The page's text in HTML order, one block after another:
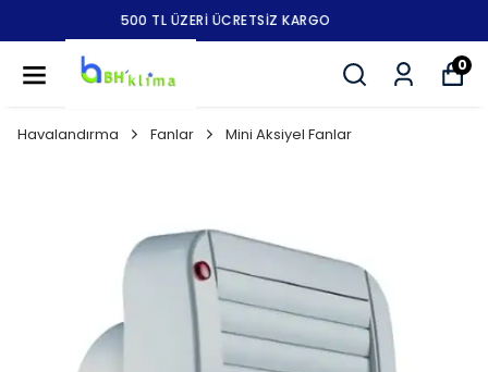
STOKTAN AYNI GÜN KARGODA
0
Havalandırma Fanlar Mini Aksiyel Fanlar